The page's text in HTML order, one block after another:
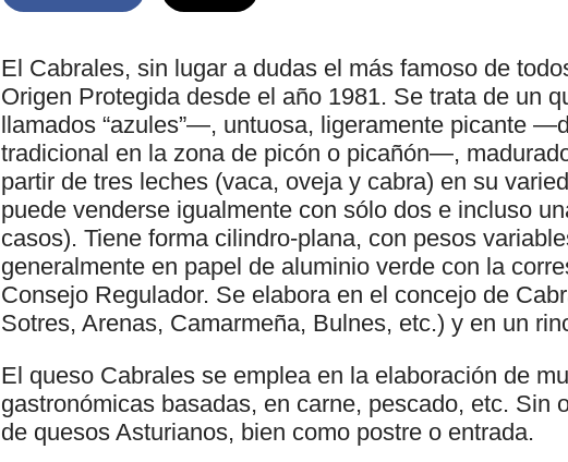
El Cabrales, sin lugar a dudas el más famoso de
Origen Protegida desde el año 1981. Se trata de un
llamados “azules”—, untuosa, ligeramente picante
tradicional en la zona de picón o picañón—,
partir de tres leches (vaca, oveja y cabra) en su
puede venderse igualmente con sólo dos e incluso
casos). Tiene forma cilindro-plana, con pesos
generalmente en papel de aluminio verde con la
Consejo Regulador. Se elabora en el concejo de
Sotres, Arenas, Camarmeña, Bulnes, etc.) y en un
El queso Cabrales se emplea en la elaboración de
gastronómicas basadas, en carne, pescado, etc. Sin
de quesos Asturianos, bien como postre o entrada.